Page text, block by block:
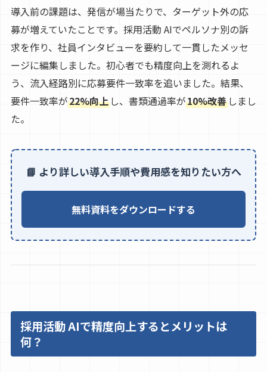
導入前の課題は、発信が場当たりで、ターゲット外の応
募が増えていたことです。採用活動 AIでペルソナ別の訴
求を作り、社員インタビューを要約して一貫したメッセ
ージに編集しました。初心者でも精度向上を測れるよ
う、流入経路別に応募要件一致率を追いました。結果、
要件一致率が22%向上し、書類通過率が10%改善しまし
た。
📘 より詳しい導入手順や費用感を知りたい方へ
無料資料をダウンロードする
採用活動 AIで精度向上するとメリットは
何？